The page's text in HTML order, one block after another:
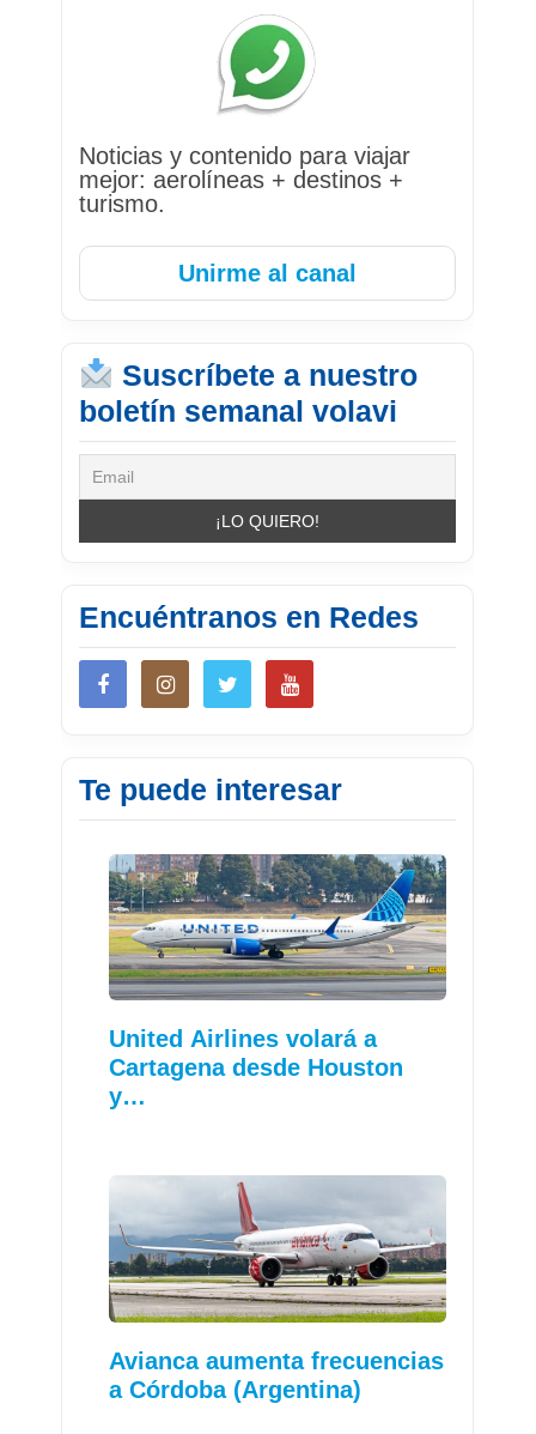
Noticias y contenido para viajar
mejor: aerolíneas + destinos +
turismo.
Unirme al canal
Suscríbete a nuestro
boletín semanal volavi
Encuéntranos en Redes
Te puede interesar
United Airlines volará a
Cartagena desde Houston
y…
Avianca aumenta frecuencias
a Córdoba (Argentina)